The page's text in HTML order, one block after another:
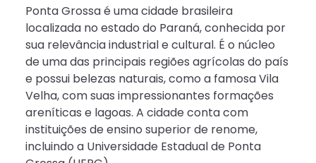
Ponta Grossa é uma cidade brasileira
localizada no estado do Paraná, conhecida por
sua relevância industrial e cultural. É o núcleo
de uma das principais regiões agrícolas do país
e possui belezas naturais, como a famosa Vila
Velha, com suas impressionantes formações
areníticas e lagoas. A cidade conta com
instituições de ensino superior de renome,
incluindo a Universidade Estadual de Ponta